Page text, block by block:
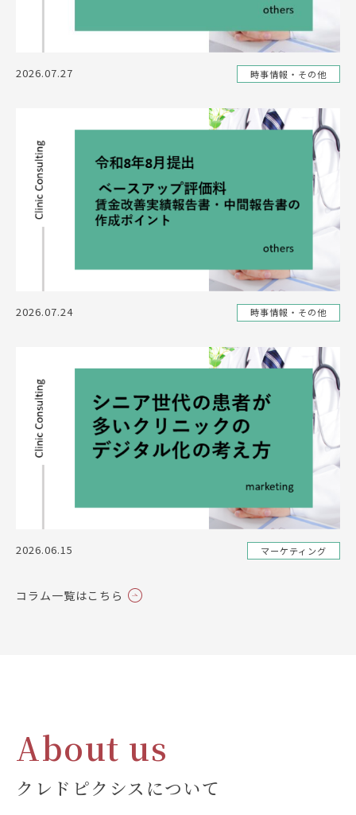
2026.07.27 時事情報・その他
2026.07.24 時事情報・その他
2026.06.15 マーケティング
コラム一覧はこちら
About us
クレドピクシスについて